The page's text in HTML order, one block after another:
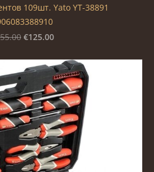
109шт. Yato YT-38891
€125.00